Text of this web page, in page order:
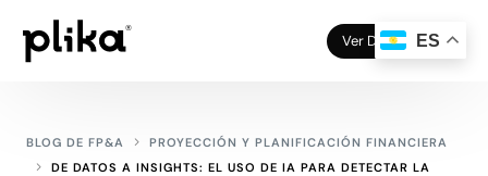
Ver Demo
BLOG DE FP&A
PROYECCIÓN Y PLANIFICACIÓN FINANCIERA
DE DATOS A INSIGHTS: EL USO DE IA PARA DETECTAR LA
ES